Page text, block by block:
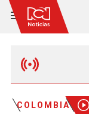
COLOMBIA